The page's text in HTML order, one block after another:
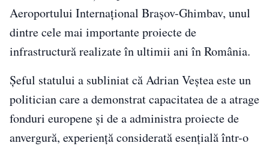
Aeroportului Internațional Brașov-Ghimbav, unul
dintre cele mai importante proiecte de
infrastructură realizate în ultimii ani în România.
Șeful statului a subliniat că Adrian Veștea este un
politician care a demonstrat capacitatea de a atrage
fonduri europene și de a administra proiecte de
anvergură, experiență considerată esențială într-o